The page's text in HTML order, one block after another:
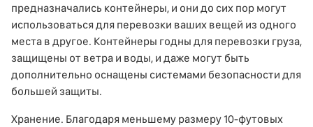
предназначались контейнеры, и они до сих пор могут
использоваться для перевозки ваших вещей из одного
места в другое. Контейнеры годны для перевозки груза,
защищены от ветра и воды, и даже могут быть
дополнительно оснащены системами безопасности для
большей защиты.
Хранение. Благодаря меньшему размеру 10-футовых